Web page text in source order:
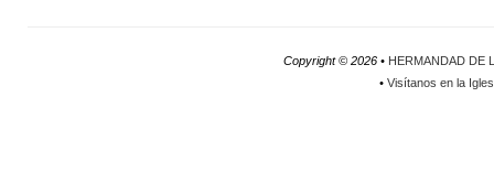
Copyright ©2026 • HERMANDAD DE
•Visítanos en la